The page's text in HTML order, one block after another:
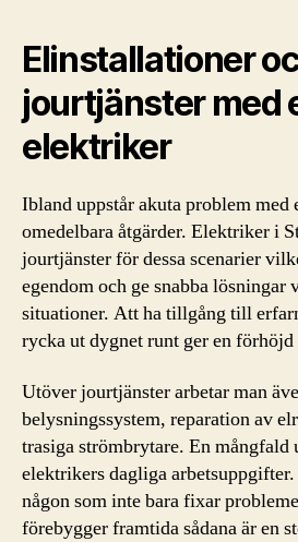
Elinstallationer
jourtjänster med
elektriker
Ibland uppstår akuta problem med
omedelbara åtgärder. Elektriker i
jourtjänster för dessa scenarier
egendom och ge snabba
situationer. Att ha tillgång till
rycka ut dygnet runt ger en
Utöver jourtjänster arbetar man
belysningssystem, reparation av
trasiga strömbrytare. En
elektrikers dagliga
någon som inte bara fixar
förebygger framtida sådana är en